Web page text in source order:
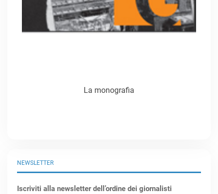
NEWSLETTER
Iscriviti alla newsletter dell’ordine dei giornalisti
La monografia